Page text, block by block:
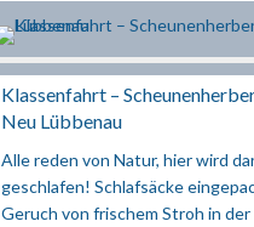
Klassenfahrt –
Neu Lübbenau
Alle reden von Natur, hier wird
geschlafen! Schlafsäcke
Geruch von frischem Stroh in der